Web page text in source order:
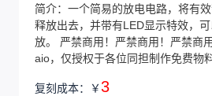
简介： 一个简易的放电电路，将有
释放出去，并带有LED显示特效，
放。 严禁商用！严禁商用！严禁商
aio，仅授权于各位同担制作免费物
复刻成本： ￥3